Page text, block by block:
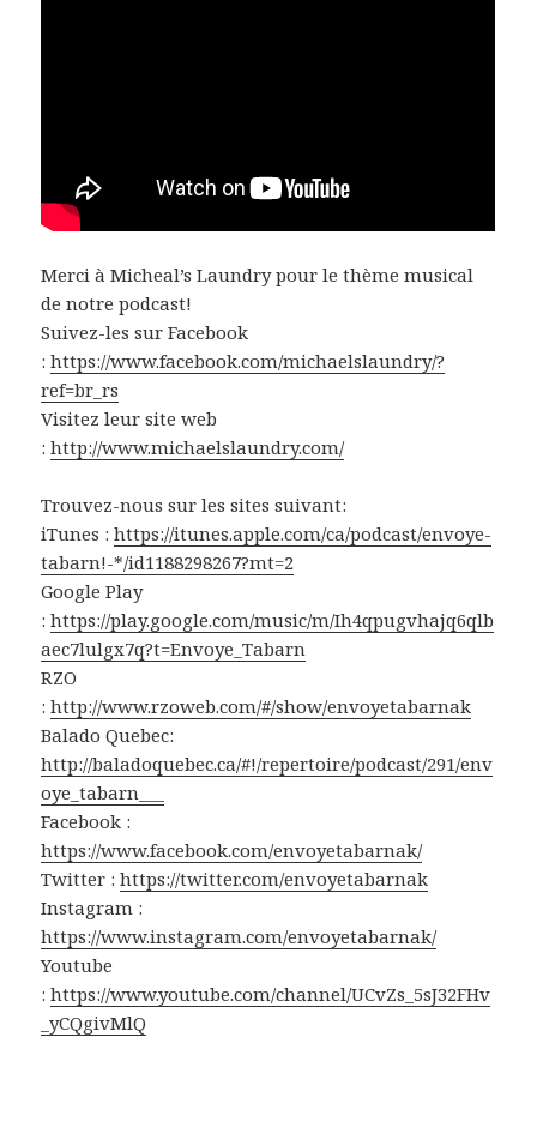
Merci à Micheal’s Laundry pour le thème musical
de notre podcast!
Suivez-les sur Facebook
:https://www.facebook.com/michaelslaundry/?
ref=br_rs
Visitez leur site web
:http://www.michaelslaundry.com/
Trouvez-nous sur les sites suivant:
iTunes :https://itunes.apple.com/ca/podcast/envoye-
tabarn!-*/id1188298267?mt=2
Google Play
:https://play.google.com/music/m/Ih4qpugvhajq6qlb
aec7lulgx7q?t=Envoye_Tabarn
RZO
:http://www.rzoweb.com/#/show/envoyetabarnak
Balado Quebec:
http://baladoquebec.ca/#!/repertoire/podcast/291/env
oye_tabarn___
Facebook :
https://www.facebook.com/envoyetabarnak/
Twitter :https://twitter.com/envoyetabarnak
Instagram :
https://www.instagram.com/envoyetabarnak/
Youtube
:https://www.youtube.com/channel/UCvZs_5sJ32FHv
_yCQgivMlQ